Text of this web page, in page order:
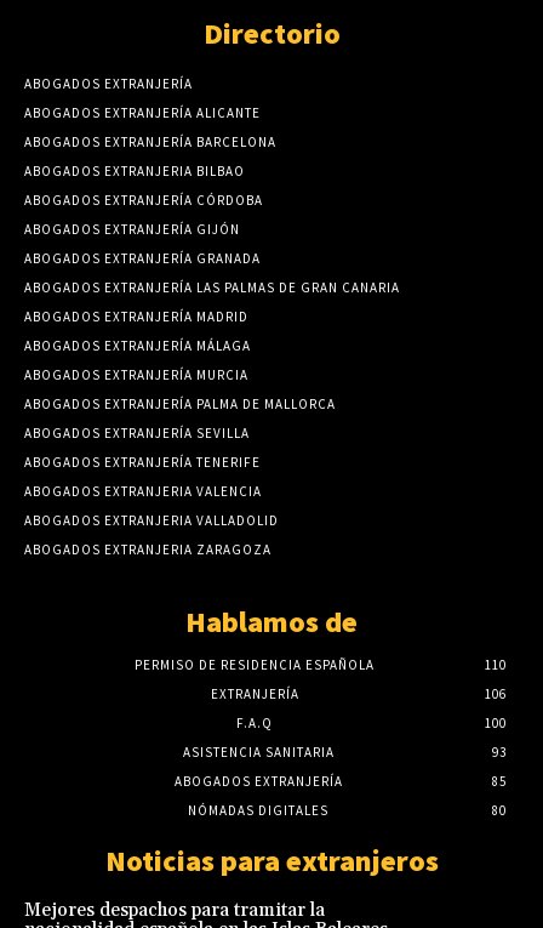
Directorio
ABOGADOS EXTRANJERÍA
ABOGADOS EXTRANJERÍA ALICANTE
ABOGADOS EXTRANJERÍA BARCELONA
ABOGADOS EXTRANJERIA BILBAO
ABOGADOS EXTRANJERÍA CÓRDOBA
ABOGADOS EXTRANJERÍA GIJÓN
ABOGADOS EXTRANJERÍA GRANADA
ABOGADOS EXTRANJERÍA LAS PALMAS DE GRAN CANARIA
ABOGADOS EXTRANJERÍA MADRID
ABOGADOS EXTRANJERÍA MÁLAGA
ABOGADOS EXTRANJERÍA MURCIA
ABOGADOS EXTRANJERÍA PALMA DE MALLORCA
ABOGADOS EXTRANJERÍA SEVILLA
ABOGADOS EXTRANJERÍA TENERIFE
ABOGADOS EXTRANJERIA VALENCIA
ABOGADOS EXTRANJERIA VALLADOLID
ABOGADOS EXTRANJERIA ZARAGOZA
Hablamos de
PERMISO DE RESIDENCIA ESPAÑOLA
110
EXTRANJERÍA
106
F.A.Q
100
ASISTENCIA SANITARIA
93
ABOGADOS EXTRANJERÍA
85
NÓMADAS DIGITALES
80
Noticias para extranjeros
Mejores despachos para tramitar la